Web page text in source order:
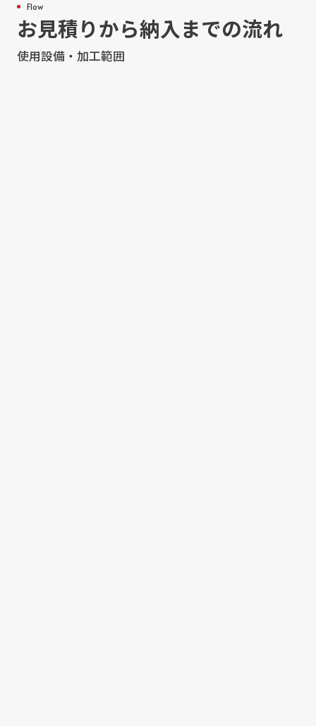
Flow
お見積りから納入までの流れ
使用設備・加工範囲